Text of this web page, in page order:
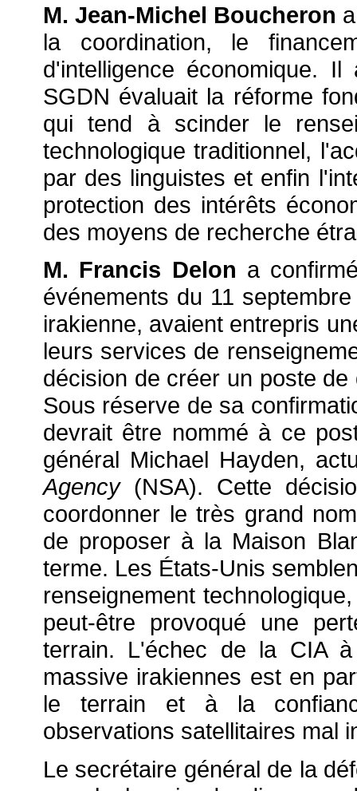
M. Jean-Michel Boucheron
la coordination, le
d'intelligence économique.
SGDN évaluait la réforme
qui tend à scinder le
technologique traditionnel,
par des linguistes et enfin
protection des intérêts
des moyens de recherche
M. Francis Delon a
événements du 11
irakienne, avaient entrepris
leurs services de
décision de créer un poste
Sous réserve de sa
devrait être nommé à ce
général Michael Hayden,
Agency (NSA). Cette
coordonner le très grand
de proposer à la Maison
terme. Les États-Unis
renseignement
peut-être provoqué une
terrain. L'échec de la CIA
massive irakiennes est en
le terrain et à la
observations satellitaires mal
Le secrétaire général de la